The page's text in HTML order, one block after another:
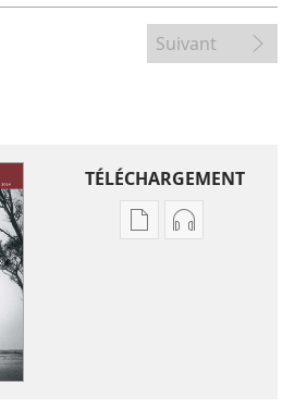
Suivant
TÉLÉCHARGEMENT
OptionsOptions